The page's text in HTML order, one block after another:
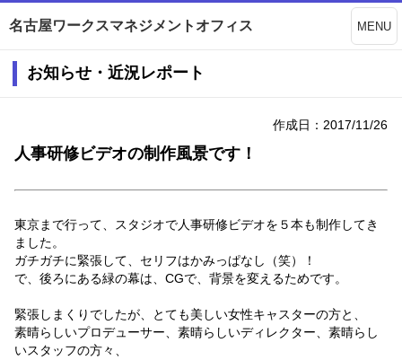
名古屋ワークスマネジメントオフィス MENU
お知らせ・近況レポート
作成日：2017/11/26
人事研修ビデオの制作風景です！
東京まで行って、スタジオで人事研修ビデオを５本も制作してき
ました。
ガチガチに緊張して、セリフはかみっぱなし（笑）！
で、後ろにある緑の幕は、CGで、背景を変えるためです。
緊張しまくりでしたが、とても美しい女性キャスターの方と、
素晴らしいプロデューサー、素晴らしいディレクター、素晴らし
いスタッフの方々、